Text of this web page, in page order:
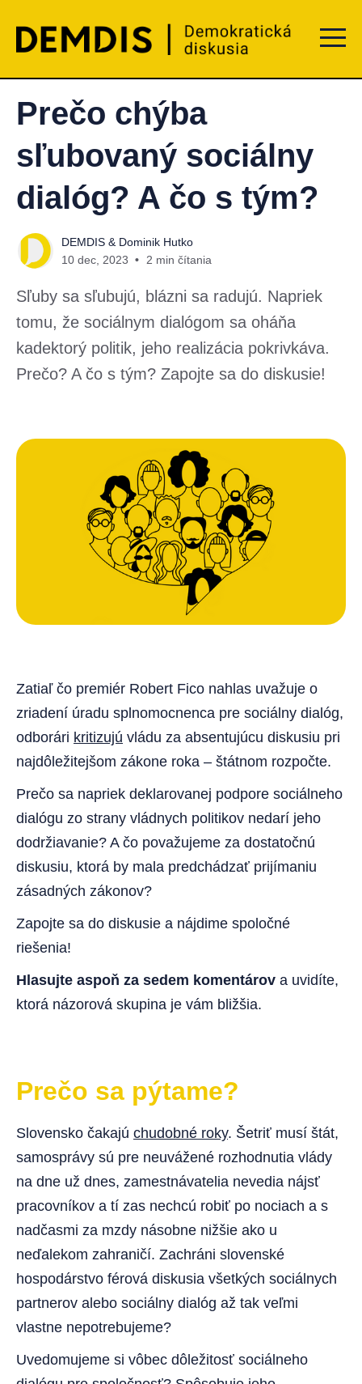
Menu
Prečo chýba
sľubovaný sociálny
dialóg? A čo s tým?
DEMDIS & Dominik Hutko
10 dec, 2023
2 min čítania
Sľuby sa sľubujú, blázni sa radujú. Napriek
tomu, že sociálnym dialógom sa oháňa
kadektorý politik, jeho realizácia pokrivkáva.
Prečo? A čo s tým? Zapojte sa do diskusie!
Zatiaľ čo premiér Robert Fico nahlas uvažuje o
zriadení úradu splnomocnenca pre sociálny dialóg,
odborári kritizujú vládu za absentujúcu diskusiu pri
najdôležitejšom zákone roka – štátnom rozpočte.
Prečo sa napriek deklarovanej podpore sociálneho
dialógu zo strany vládnych politikov nedarí jeho
dodržiavanie? A čo považujeme za dostatočnú
diskusiu, ktorá by mala predchádzať prijímaniu
zásadných zákonov?
Zapojte sa do diskusie a nájdime spoločné
riešenia!
Hlasujte aspoň za sedem komentárov a uvidíte,
ktorá názorová skupina je vám bližšia.
Prečo sa pýtame?
Slovensko čakajú chudobné roky. Šetriť musí štát,
samosprávy sú pre neuvážené rozhodnutia vlády
na dne už dnes, zamestnávatelia nevedia nájsť
pracovníkov a tí zas nechcú robiť po nociach a s
nadčasmi za mzdy násobne nižšie ako u
neďalekom zahraničí. Zachráni slovenské
hospodárstvo férová diskusia všetkých sociálnych
partnerov alebo sociálny dialóg až tak veľmi
vlastne nepotrebujeme?
Uvedomujeme si vôbec dôležitosť sociálneho